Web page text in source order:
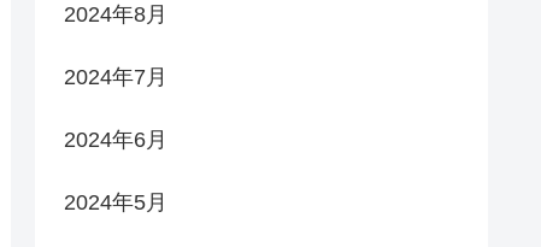
2024年8月
2024年7月
2024年6月
2024年5月